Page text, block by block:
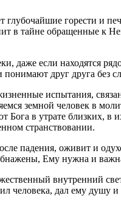
глубочайшие горести и
в тайне обращенные к
даже если находятся
друг друга без
испытания,
земной человек в
в утрате близких, в
странствовании.
падения, оживит и
Ему нужна и
внутренний
человека, дал ему душу